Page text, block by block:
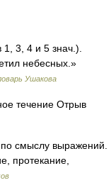
3, 4 и 5 знач.).
небесных.»
Ушакова
течение Отрыв
смыслу выражений.
протекание,